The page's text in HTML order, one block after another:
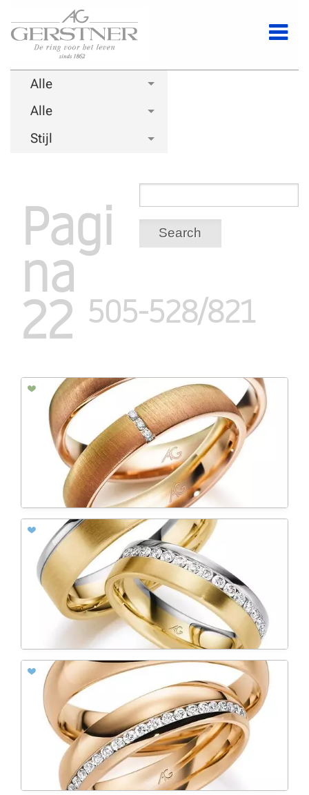
Alle
Alle
Stijl
Search
Pagi
na
22 505-528/821